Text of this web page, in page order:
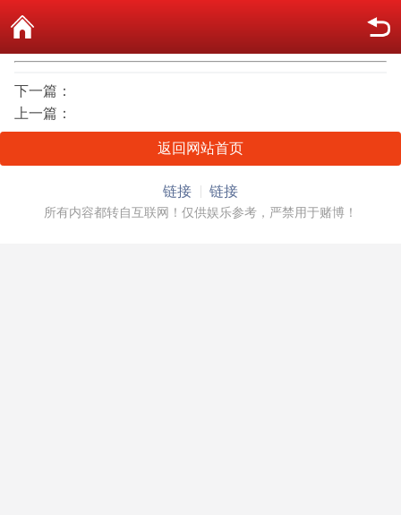
下一篇：
上一篇：
返回网站首页
链接 链接
所有内容都转自互联网！仅供娱乐参考，严禁用于赌博！